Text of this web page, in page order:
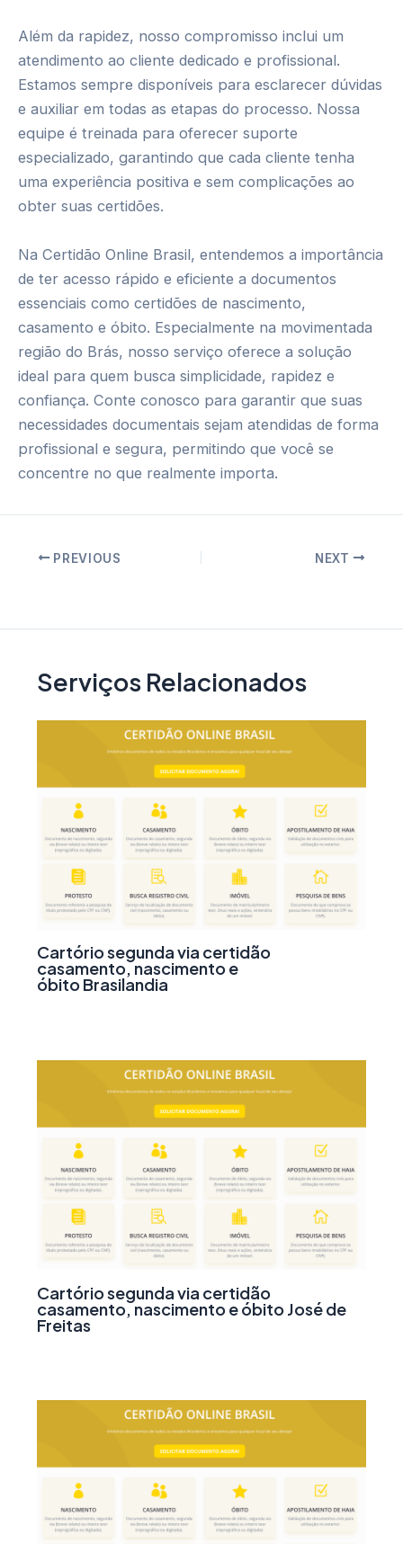
Além da rapidez, nosso compromisso inclui um
atendimento ao cliente dedicado e profissional.
Estamos sempre disponíveis para esclarecer dúvidas
e auxiliar em todas as etapas do processo. Nossa
equipe é treinada para oferecer suporte
especializado, garantindo que cada cliente tenha
uma experiência positiva e sem complicações ao
obter suas certidões.
Na Certidão Online Brasil, entendemos a importância
de ter acesso rápido e eficiente a documentos
essenciais como certidões de nascimento,
casamento e óbito. Especialmente na movimentada
região do Brás, nosso serviço oferece a solução
ideal para quem busca simplicidade, rapidez e
confiança. Conte conosco para garantir que suas
necessidades documentais sejam atendidas de forma
profissional e segura, permitindo que você se
concentre no que realmente importa.
PostPREVIOUS NEXT
Serviços Relacionados
Cartório segunda via certidão
casamento, nascimento e
óbito Brasilandia
Cartório segunda via certidão
casamento, nascimento e óbito José de
Freitas